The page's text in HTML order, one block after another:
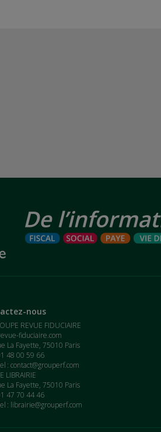
nous
REVUE FIDUCIAIRE
fiduciaire.com
La Fayette, 75010 Paris
48 00 59 66
: contact@grouperf.com
LIBRAIRIE
La Fayette, 75010 Paris
47 70 44 46
: librairie@grouperf.com